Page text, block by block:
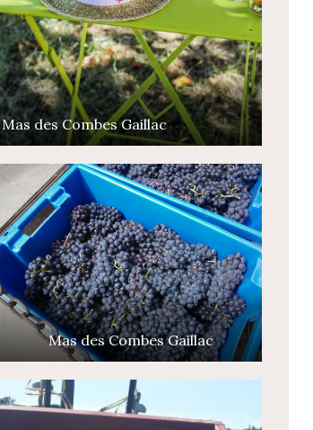
Mas des Combes Gaillac
Mas des Combes Gaillac